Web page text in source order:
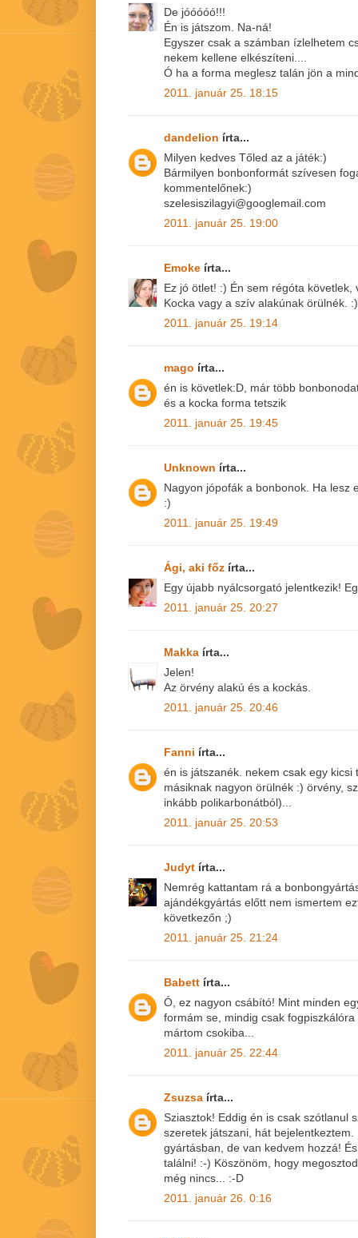
De jóóóóó!!!
Én is játszom. Na-ná!
Egyszer csak a számban ízlelhetem
nekem kellene elkészíteni....
Ó ha a forma meglesz talán jön a
2011. január 25. 18:15
dandelion írta...
Milyen kedves Tőled az a játék:)
Bármilyen bonbonformát szívesen
kommentelőnek:)
szelesiszilagyi@googlemail.com
2011. január 25. 19:00
Emoke írta...
Ez jó ötlet! :) Én sem régóta
Kocka vagy a szív alakúnak örülnék. :)
2011. január 25. 19:14
mago írta...
én is követlek:D, már több
és a kocka forma tetszik
2011. január 25. 19:45
Unknown írta...
Nagyon jópofák a bonbonok. Ha lesz
:)
2011. január 25. 19:49
Ági, aki főz írta...
Egy újabb nyálcsorgató jelentkezik!
2011. január 25. 20:27
Makka írta...
Jelen!
Az örvény alakú és a kockás.
2011. január 25. 20:46
Fanni írta...
én is játszanék. nekem csak egy
másiknak nagyon örülnék :) örvény,
inkább polikarbonátból)...
2011. január 25. 20:53
Judyt írta...
Nemrég kattantam rá a
ajándékgyártás előtt nem ismertem
következőn ;)
2011. január 25. 21:24
Babett írta...
Ó, ez nagyon csábító! Mint minden
formám se, mindig csak
mártom csokiba...
2011. január 25. 22:44
Zsuzsa írta...
Sziasztok! Eddig én is csak szótlanul
szeretek játszani, hát
gyártásban, de van kedvem hozzá!
találni! :-) Köszönöm, hogy
még nincs... :-D
2011. január 26. 0:16